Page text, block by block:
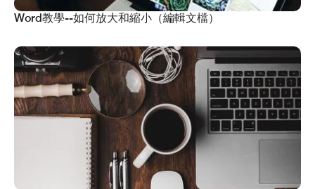
Word教學--如何放大和縮小（編輯文檔）